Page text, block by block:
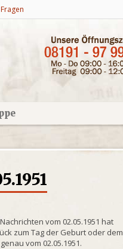
vom 02.05.1951 hat
zum Tag der Geburt oder dem
vom 02.05.1951.